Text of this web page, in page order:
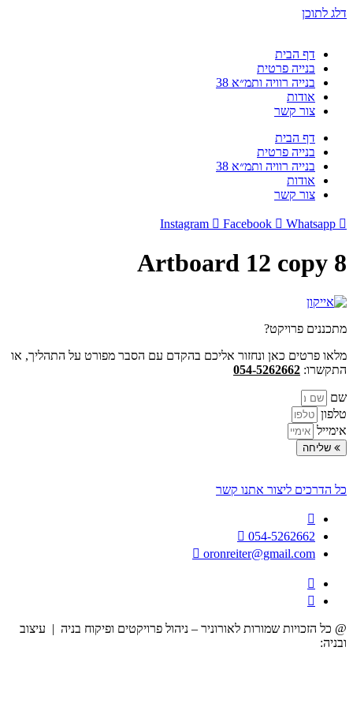
דלג לתוכן
דף הבית
בנייה פרטית
בנייה רוויה ותמ״א 38
אודות
צור קשר
דף הבית
בנייה פרטית
בנייה רוויה ותמ״א 38
אודות
צור קשר
Instagram Facebook Whatsapp
Artboard 12 copy 8
מתכננים פרויקט?
מלאו פרטים כאן ונחזור אליכם בהקדם עם הסבר מפורט על התהליך, או
התקשרו: 054-5262662
שם
טלפון
אימייל
שליחה
כל הדרכים ליצור אתנו קשר
054-5262662
oronreiter@gmail.com
@ כל הזכויות שמורות לאורוניר – ניהול פרויקטים ופיקוח בניה | עיצוב
ובניה: